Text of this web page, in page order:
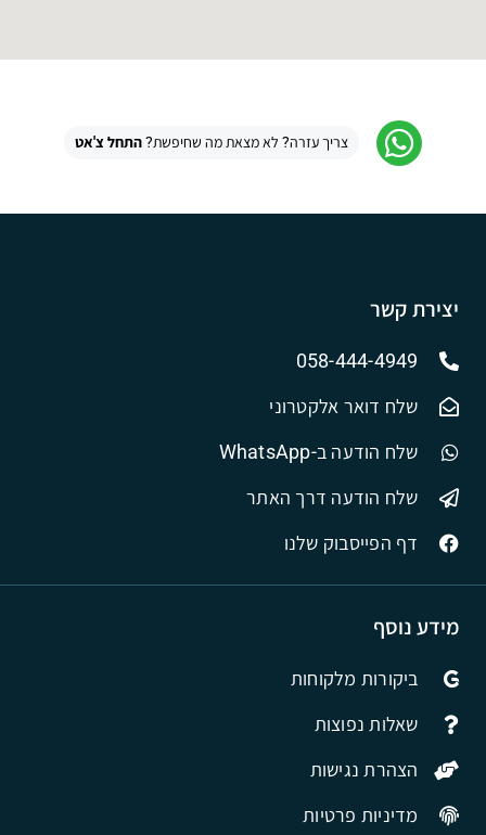
צריך עזרה? לא מצאת מה שחיפשת?התחל צ'אט
מידע נוסף
ביקורות מלקוחות
שאלות נפוצות
הצהרת נגישות
מדיניות פרטיות
יצירת קשר
058-444-4949
שלח דואר אלקטרוני
שלח הודעה ב-WhatsApp
שלח הודעה דרך האתר
דף הפייסבוק שלנו